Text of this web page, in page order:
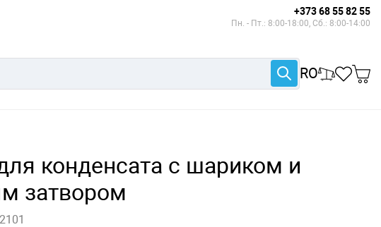
+373 68 55 82 55
Пн. - Пт.: 8:00-18:00, Сб.: 8:00-14:00
RO
конденсата с шариком и
затвором